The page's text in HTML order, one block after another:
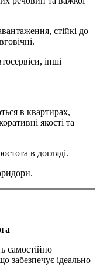
стійкі до
інші
в квартирах,
якості та
в догляді.
самостійно
забезпечує ідеально